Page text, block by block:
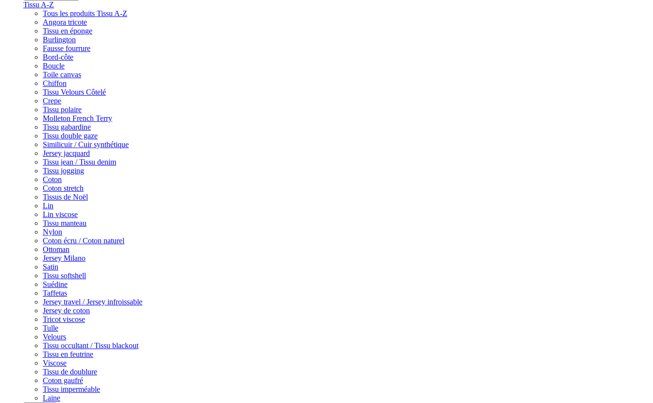
Tissu A-Z
Tous les produits Tissu A-Z
Angora tricote
Tissu en éponge
Burlington
Fausse fourrure
Bord-côte
Boucle
Toile canvas
Chiffon
Tissu Velours Côtelé
Crepe
Tissu polaire
Molleton French Terry
Tissu gabardine
Tissu double gaze
Similicuir / Cuir synthétique
Jersey jacquard
Tissu jean / Tissu denim
Tissu jogging
Coton
Coton stretch
Tissus de Noël
Lin
Lin viscose
Tissu manteau
Nylon
Coton écru / Coton naturel
Ottoman
Jersey Milano
Satin
Tissu softshell
Suédine
Taffetas
Jersey travel / Jersey infroissable
Jersey de coton
Tricot viscose
Tulle
Velours
Tissu occultant / Tissu blackout
Tissu en feutrine
Viscose
Tissu de doublure
Coton gaufré
Tissu imperméable
Laine